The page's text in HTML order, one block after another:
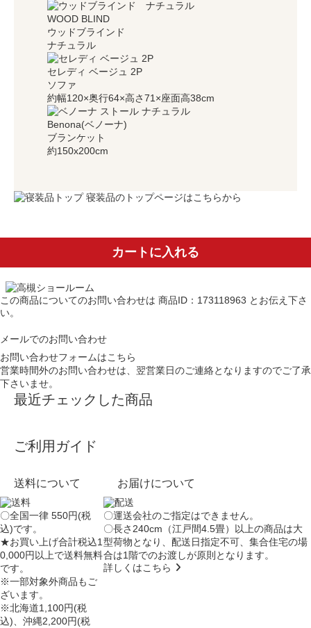
WOOD BLIND
ウッドブラインド
ナチュラル
セレディ ベージュ 2P
ソファ
約幅120×奥行64×高さ71×座面高38cm
Benona(ベノーナ)
ブランケット
約150x200cm
寝装品のトップページはこちらから
カートに入れる
この商品についてのお問い合わせは 商品ID：173118963 とお伝え下さ
い。
メールでのお問い合わせ
お問い合わせフォームはこちら
営業時間外のお問い合わせは、翌営業日のご連絡となりますのでご了承
下さいませ。
最近チェックした商品
ご利用ガイド
送料について
〇全国一律 550円(税
込)です。
★お買い上げ合計税込1
0,000円以上で送料無料
です。
※一部対象外商品もご
ざいます。
※北海道1,100円(税
込)、沖縄2,200円(税
お届けについて
〇運送会社のご指定はできません。
〇長さ240cm（江戸間4.5畳）以上の商品は大
型荷物となり、配送日指定不可、集合住宅の場
合は1階でのお渡しが原則となります。
詳しくはこちら